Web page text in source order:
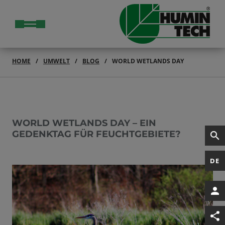
DE
HOME UMWELT BLOG WORLD WETLANDS DAY
WORLD WETLANDS DAY – EIN
GEDENKTAG FÜR FEUCHTGEBIETE?